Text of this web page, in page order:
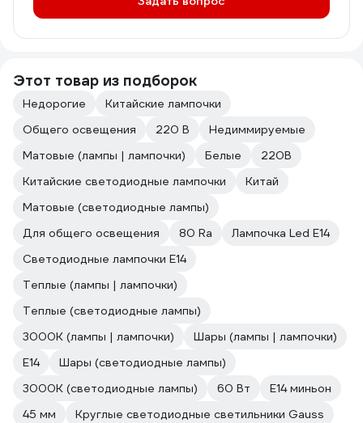
Этот товар из подборок
Недорогие
Китайские лампочки
Общего освещения
220 В
Недиммируемые
Матовые (лампы | лампочки)
Белые
220В
Китайские светодиодные лампочки
Китай
Матовые (светодиодные лампы)
Для общего освещения
80 Ra
Лампочка Led E14
Светодиодные лампочки E14
Теплые (лампы | лампочки)
Теплые (светодиодные лампы)
3000К (лампы | лампочки)
Шары (лампы | лампочки)
Е14
Шары (светодиодные лампы)
3000К (светодиодные лампы)
60 Вт
E14 миньон
45 мм
Круглые светодиодные светильники Gauss